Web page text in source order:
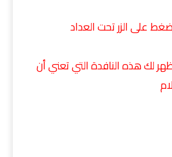
لك هذه النافدة التي تعني أن